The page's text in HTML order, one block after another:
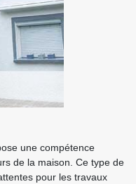
une compétence
de la maison. Ce type de
pour les travaux